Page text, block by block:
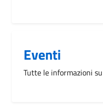
Eventi
Tutte le informazioni